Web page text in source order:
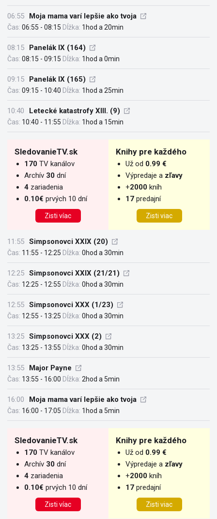
06:55 Moja mama varí lepšie ako tvoja
Čas: 06:55 - 08:15 Dĺžka: 1hod a 20min
08:15 Panelák IX (164)
Čas: 08:15 - 09:15 Dĺžka: 1hod a 0min
09:15 Panelák IX (165)
Čas: 09:15 - 10:40 Dĺžka: 1hod a 25min
10:40 Letecké katastrofy XIII. (9)
Čas: 10:40 - 11:55 Dĺžka: 1hod a 15min
SledovanieTV.sk
170 TV kanálov
Archív 30 dní
4 zariadenia
0.10€ prvých 10 dní
Zisti víac
Knihy pre každého
Už od 0.99 €
Výpredaje a zľavy
+2000 kníh
17 predajní
Zisti viac
11:55 Simpsonovci XXIX (20)
Čas: 11:55 - 12:25 Dĺžka: 0hod a 30min
12:25 Simpsonovci XXIX (21/21)
Čas: 12:25 - 12:55 Dĺžka: 0hod a 30min
12:55 Simpsonovci XXX (1/23)
Čas: 12:55 - 13:25 Dĺžka: 0hod a 30min
13:25 Simpsonovci XXX (2)
Čas: 13:25 - 13:55 Dĺžka: 0hod a 30min
13:55 Major Payne
Čas: 13:55 - 16:00 Dĺžka: 2hod a 5min
16:00 Moja mama varí lepšie ako tvoja
Čas: 16:00 - 17:05 Dĺžka: 1hod a 5min
SledovanieTV.sk
170 TV kanálov
Archív 30 dní
4 zariadenia
0.10€ prvých 10 dní
Zisti víac
Knihy pre každého
Už od 0.99 €
Výpredaje a zľavy
+2000 kníh
17 predajní
Zisti viac